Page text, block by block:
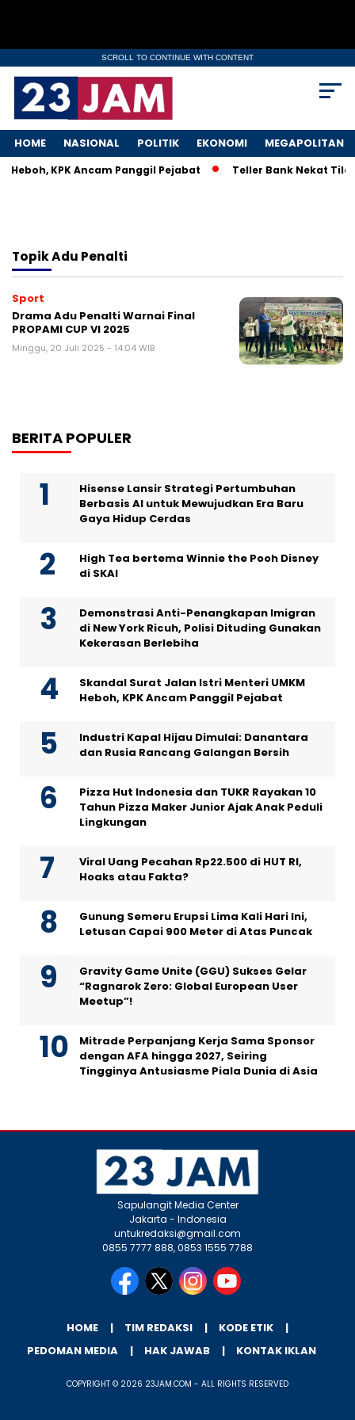
SCROLL TO CONTINUE WITH CONTENT
HOME NASIONAL POLITIK EKONOMI MEGAPOLITAN
KPK Ancam Panggil Pejabat Teller Bank Nekat
TopikAdu Penalti
Sport
Drama Adu Penalti Warnai Final
PROPAMI CUP VI 2025
Minggu, 20 Juli 2025 - 14:04 WIB
BERITA POPULER
Hisense Lansir Strategi Pertumbuhan
Berbasis AI untuk Mewujudkan Era Baru
Gaya Hidup Cerdas
High Tea bertema Winnie the Pooh Disney
di SKAI
Demonstrasi Anti-Penangkapan Imigran
di New York Ricuh, Polisi Dituding Gunakan
Kekerasan Berlebiha
Skandal Surat Jalan Istri Menteri UMKM
Heboh, KPK Ancam Panggil Pejabat
Industri Kapal Hijau Dimulai: Danantara
dan Rusia Rancang Galangan Bersih
Pizza Hut Indonesia dan TUKR Rayakan 10
Tahun Pizza Maker Junior Ajak Anak Peduli
Lingkungan
Viral Uang Pecahan Rp22.500 di HUT RI,
Hoaks atau Fakta?
Gunung Semeru Erupsi Lima Kali Hari Ini,
Letusan Capai 900 Meter di Atas Puncak
Gravity Game Unite (GGU) Sukses Gelar
“Ragnarok Zero: Global European User
Meetup”!
Mitrade Perpanjang Kerja Sama Sponsor
dengan AFA hingga 2027, Seiring
Tingginya Antusiasme Piala Dunia di Asia
Sapulangit Media Center
Jakarta - Indonesia
untukredaksi@gmail.com
0855 7777 888, 0853 1555 7788
HOME TIM REDAKSI
KODE ETIK
PEDOMAN MEDIA
HAK JAWAB KONTAK IKLAN
COPYRIGHT © 2026 23JAM.COM - ALL RIGHTS RESERVED